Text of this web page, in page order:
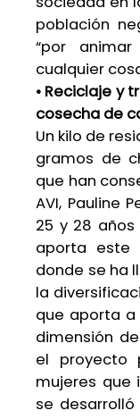
población
“por
cualquier
• Reciclaje y
cosecha de
Un kilo de
gramos de
que han
AVI, Pauline
25 y 28 años
aporta este
donde se ha
la
que aporta a
dimensión
el proyecto
mujeres que
se